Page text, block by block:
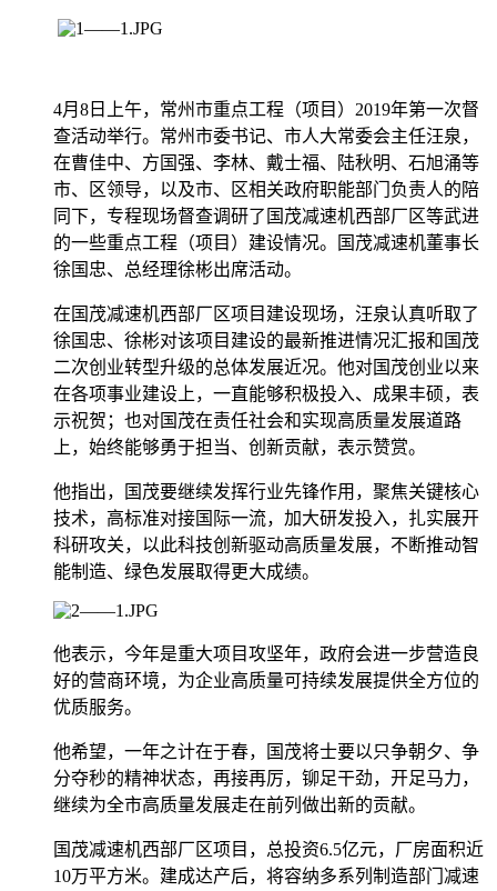
4月8日上午，常州市重点工程（项目）2019年第一次督
查活动举行。常州市委书记、市人大常委会主任汪泉，
在曹佳中、方国强、李林、戴士福、陆秋明、石旭涌等
市、区领导，以及市、区相关政府职能部门负责人的陪
同下，专程现场督查调研了国茂减速机西部厂区等武进
的一些重点工程（项目）建设情况。国茂减速机董事长
徐国忠、总经理徐彬出席活动。
在国茂减速机西部厂区项目建设现场，汪泉认真听取了
徐国忠、徐彬对该项目建设的最新推进情况汇报和国茂
二次创业转型升级的总体发展近况。他对国茂创业以来
在各项事业建设上，一直能够积极投入、成果丰硕，表
示祝贺；也对国茂在责任社会和实现高质量发展道路
上，始终能够勇于担当、创新贡献，表示赞赏。
他指出，国茂要继续发挥行业先锋作用，聚焦关键核心
技术，高标准对接国际一流，加大研发投入，扎实展开
科研攻关，以此科技创新驱动高质量发展，不断推动智
能制造、绿色发展取得更大成绩。
他表示，今年是重大项目攻坚年，政府会进一步营造良
好的营商环境，为企业高质量可持续发展提供全方位的
优质服务。
他希望，一年之计在于春，国茂将士要以只争朝夕、争
分夺秒的精神状态，再接再厉，铆足干劲，开足马力，
继续为全市高质量发展走在前列做出新的贡献。
国茂减速机西部厂区项目，总投资6.5亿元，厂房面积近
10万平方米。建成达产后，将容纳多系列制造部门减速